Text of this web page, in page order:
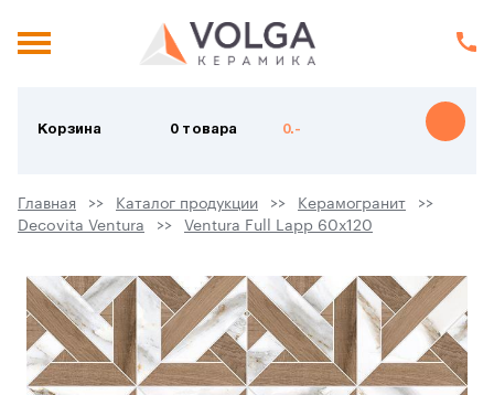
Корзина 0 товара 0.-
Главная Каталог продукции
Керамогранит
Decovita Ventura
Ventura Full Lapp 60х120